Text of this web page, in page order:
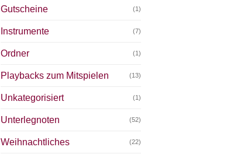
Gutscheine (1)
Instrumente (7)
Ordner (1)
Playbacks zum Mitspielen (13)
Unkategorisiert (1)
Unterlegnoten (52)
Weihnachtliches (22)